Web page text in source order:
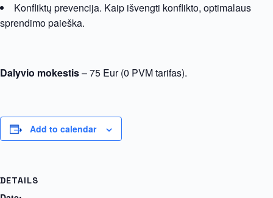
Konfliktų prevencija. Kaip išvengti konflikto, optimalaus
sprendimo paieška.
Dalyvio mokestis– 75 Eur (0 PVM tarifas).
Add to calendar
DETAILS